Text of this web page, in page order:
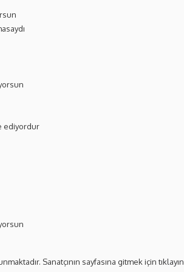
ediyordur
Sanatçının sayfasına gitmek içintıklayın